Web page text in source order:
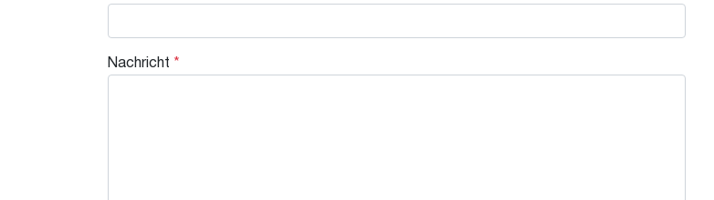
Nachricht *